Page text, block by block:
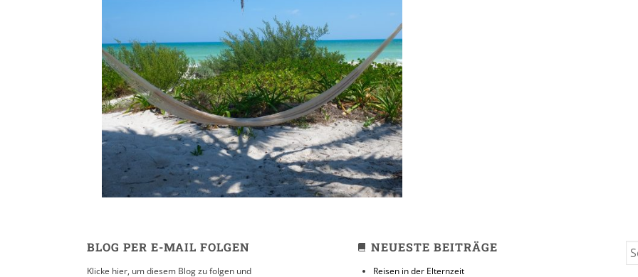
Mérida // El Cuyo
15. APRIL 2016
BLOG PER E-MAIL FOLGEN
Klicke hier, um diesem Blog zu folgen und
NEUESTE BEITRÄGE
Reisen in der Elternzeit